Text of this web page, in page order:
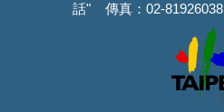
話" 傳真：02-81926038
市
政